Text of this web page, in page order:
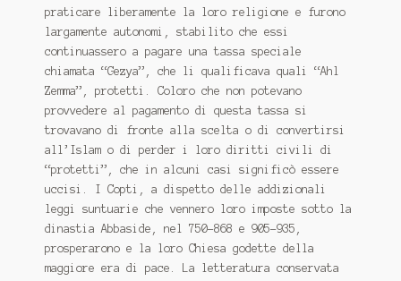
praticare liberamente la loro religione e furono
largamente autonomi, stabilito che essi
continuassero a pagare una tassa speciale
chiamata “Gezya”, che li qualificava quali “Ahl
Zemma”, protetti. Coloro che non potevano
provvedere al pagamento di questa tassa si
trovavano di fronte alla scelta o di convertirsi
all’Islam o di perder i loro diritti civili di
“protetti”, che in alcuni casi significò essere
uccisi. I Copti, a dispetto delle addizionali
leggi suntuarie che vennero loro imposte sotto la
dinastia Abbaside, nel 750-868 e 905-935,
prosperarono e la loro Chiesa godette della
maggiore era di pace. La letteratura conservata